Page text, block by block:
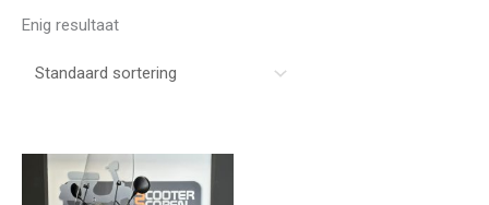
Enig resultaat